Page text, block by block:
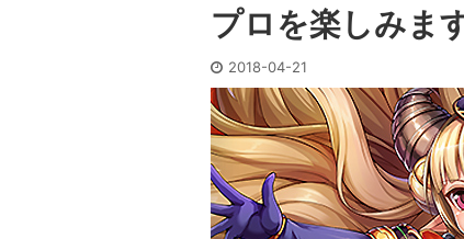
プロを楽しみま
2018-04-21